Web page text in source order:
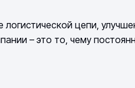
цепи,
– это то, чему